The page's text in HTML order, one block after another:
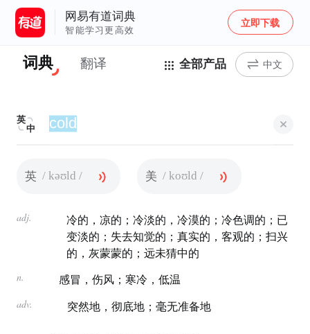
网易有道词典
智能学习更高效
立即下载
词典 翻译 全部产品 中文
英
中
英 / kəʊld / 美 / koʊld /
adj.
冷的，凉的；冷淡的，冷漠的；冷色调的；已
变淡的；失去知觉的；真实的，客观的；扫兴
的，灰蒙蒙的；远未猜中的
n. 感冒，伤风；寒冷，低温
adv. 突然地，彻底地；毫无准备地